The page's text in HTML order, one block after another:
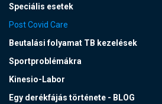
Speciális esetek
Post Covid Care
Beutalási folyamat TB kezelések
Sportproblémákra
Kinesio-Labor
Egy derékfájás története - BLOG